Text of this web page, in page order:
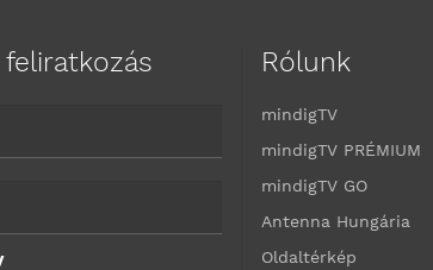
feliratkozás Rólunk
mindigTV
mindigTV PRÉMIUM
mindigTV GO
Antenna Hungária
Oldaltérkép